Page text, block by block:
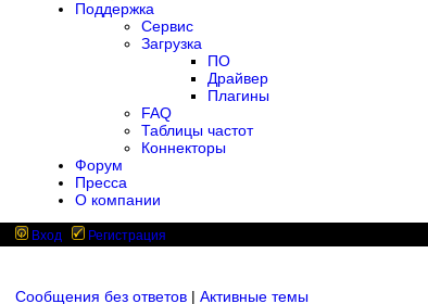
Поддержка
Сервис
Загрузка
ПО
Драйвер
Плагины
FAQ
Таблицы частот
Коннекторы
Форум
Пресса
О компании
Вход Регистрация
Сообщения без ответов | Активные темы